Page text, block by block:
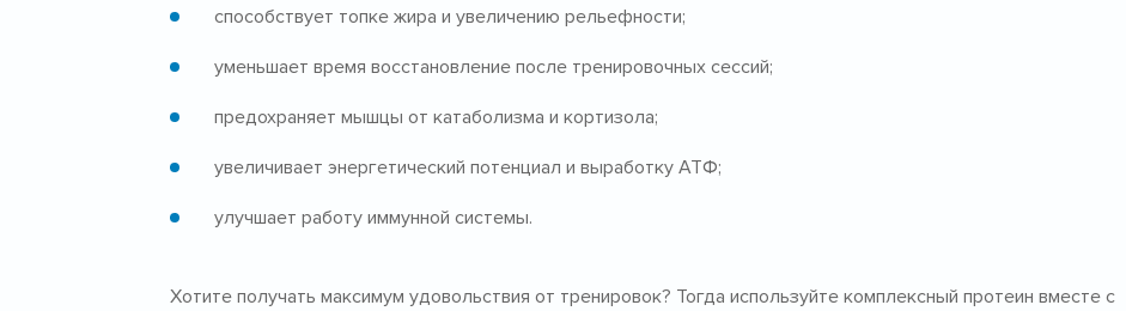
способствует топке жира и увеличению рельефности;
уменьшает время восстановление после тренировочных сессий;
предохраняет мышцы от катаболизма и кортизола;
увеличивает энергетический потенциал и выработку АТФ;
улучшает работу иммунной системы.
Хотите получать максимум удовольствия от тренировок? Тогда используйте комплексный протеин вместе с